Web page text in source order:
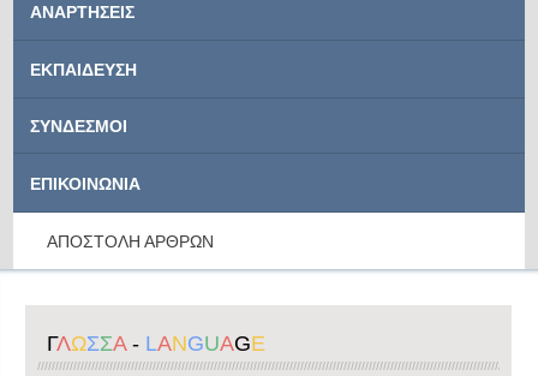
ΑΝΑΡΤΗΣΕΙΣ
ΕΚΠΑΙΔΕΥΣΗ
ΣΥΝΔΕΣΜΟΙ
ΕΠΙΚΟΙΝΩΝΙΑ
ΑΠΟΣΤΟΛΗ ΑΡΘΡΩΝ
ΓΛΩΣΣΑ - LANGUAGE